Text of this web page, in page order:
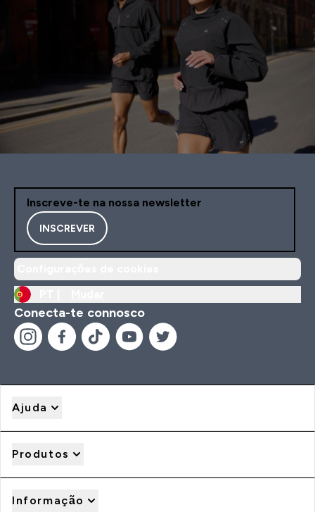
Inscreve-te na nossa newsletter
INSCREVER
Conecta-te connosco
Ajuda
Produtos
Informação